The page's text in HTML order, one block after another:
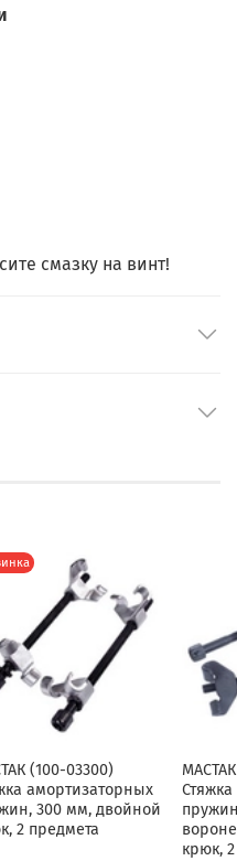
смазку на винт!
(100-03300)
амортизаторных
300 мм, двойной
2 предмета
крюк,